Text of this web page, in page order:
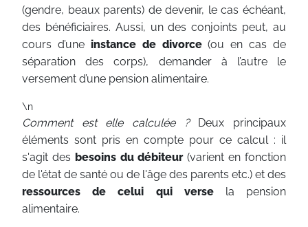
(gendre, beaux parents) de devenir, le cas échéant,
des bénéficiaires. Aussi, un des conjoints peut, au
cours d’une instance de divorce(ou en cas de
séparation des corps), demander à l’autre le
versement d’une pension alimentaire.
\n
Comment est elle calculée ?Deux principaux
éléments sont pris en compte pour ce calcul : il
s'agit des besoins du débiteur(varient en fonction
de l'état de santé ou de l'âge des parents etc.) et des
ressources de celui qui versela pension
alimentaire.